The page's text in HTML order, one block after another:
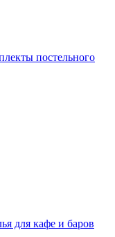
постельного
для кафе и баров